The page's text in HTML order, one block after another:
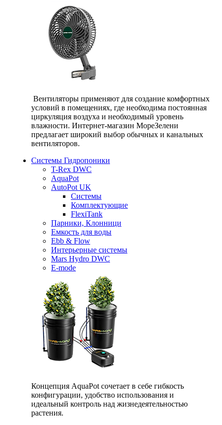
Вентиляторы применяют для создание комфортных
условий в помещениях, где необходима постоянная
циркуляция воздуха и необходимый уровень
влажности. Интернет-магазин МореЗелени
предлагает широкий выбор обычных и канальных
вентиляторов.
Системы Гидропоники
T-Rex DWC
AquaPot
AutoPot UK
Системы
Комплектующие
FlexiTank
Парники, Клонници
Емкость для воды
Ebb & Flow
Интерьерные системы
Mars Hydro DWC
E-mode
Концепция AquaPot сочетает в себе гибкость
конфигурации, удобство использования и
идеальный контроль над жизнедеятельностью
растения.